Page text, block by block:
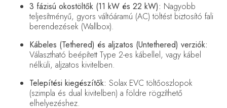
3 fázisú okostöltők (11 kW és 22 kW): Nagyobb
teljesítményű, gyors váltóáramú (AC) töltést biztosító fali
berendezések (Wallbox).
Kábeles (Tethered) és aljzatos (Untethered) verziók:
Választható beépített Type 2-es kábellel, vagy kábel
nélküli, aljzatos kivitelben.
Telepítési kiegészítők: Solax EVC töltőoszlopok
(szimpla és dual kivitelben) a földre rögzíthető
elhelyezéshez.